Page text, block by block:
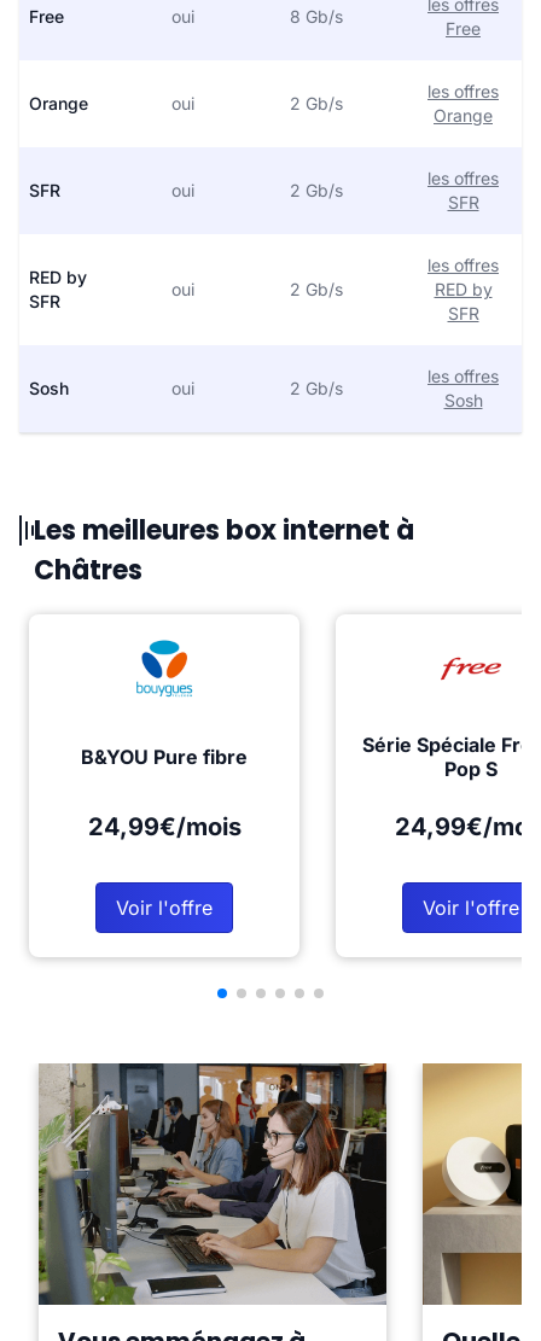
Free oui 8 Gb/s
les offres
Free
Orange oui 2 Gb/s
les offres
Orange
SFR oui 2 Gb/s
les offres
SFR
RED by
SFR
oui 2 Gb/s
les offres
RED by
SFR
Sosh oui 2 Gb/s
les offres
Sosh
Les meilleures box internet à
Châtres
B&YOU Pure fibre
24,99€/mois
Voir l'offre
Série Spéciale
Pop S
24,99€/
Voir l'offre